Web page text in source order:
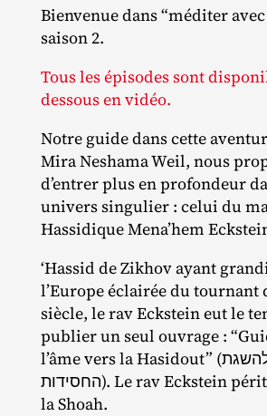
Bienvenue dans “méditer avec
saison 2.
Tous les épisodes sont
dessous en vidéo.
Notre guide dans cette
Mira Neshama Weil, nous
d’entrer plus en profondeur
univers singulier : celui du
Hassidique Mena’hem
‘Hassid de Zikhov ayant
l’Europe éclairée du
siècle, le rav Eckstein eut le
publier un seul ouvrage :
l’âme vers la Hasidout” (תנאי הנפש להשגת
החסידות). Le rav Eckstein périt dans
la Shoah.